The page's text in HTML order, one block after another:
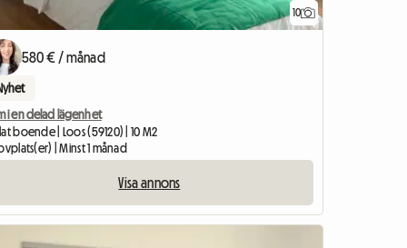
10
580 € / månad
i en delad lägenhet
boende | Loos (59120) | 10 M2
| Minst 1 månad
Visa annons